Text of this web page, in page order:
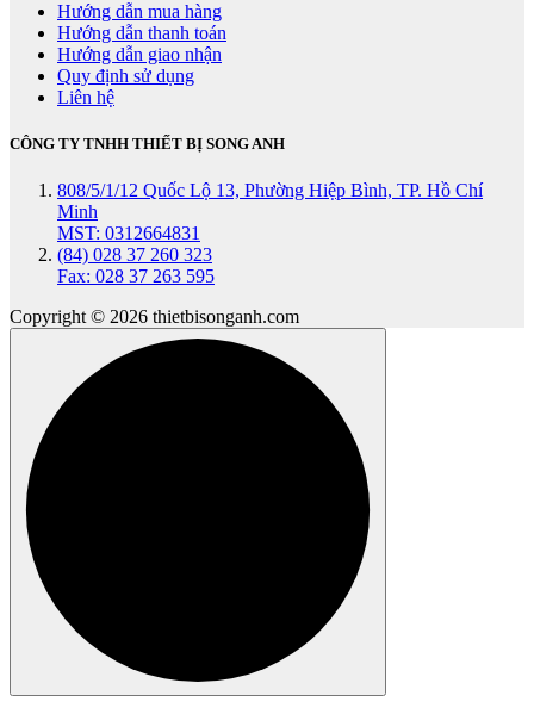
Hướng dẫn mua hàng
Hướng dẫn thanh toán
Hướng dẫn giao nhận
Quy định sử dụng
Liên hệ
CÔNG TY TNHH THIẾT BỊ SONG ANH
808/5/1/12 Quốc Lộ 13, Phường Hiệp Bình, TP. Hồ Chí
Minh
MST: 0312664831
(84) 028 37 260 323
Fax: 028 37 263 595
Copyright © 2026 thietbisonganh.com